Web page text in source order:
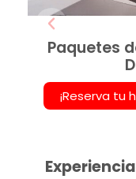
Paquetes
¡Reserva tu